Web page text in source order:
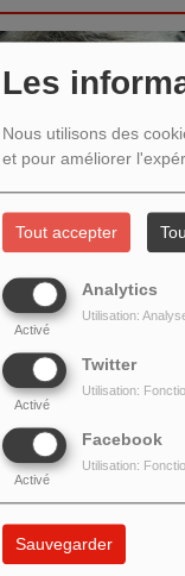
Les
Nous utilisons des
et pour améliorer
Tout accepter
Analytics
Activé
Utilisation:
Twitter
Activé
Utilisation:
Facebook
Activé
Utilisation:
Sauvegarder
Simon Goubert et Alex